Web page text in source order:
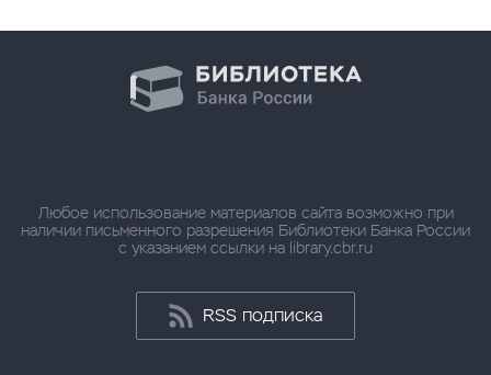
Любое использование материалов сайта возможно при
наличии письменного разрешения Библиотеки Банка России
с указанием ссылки на library.cbr.ru
RSS подписка